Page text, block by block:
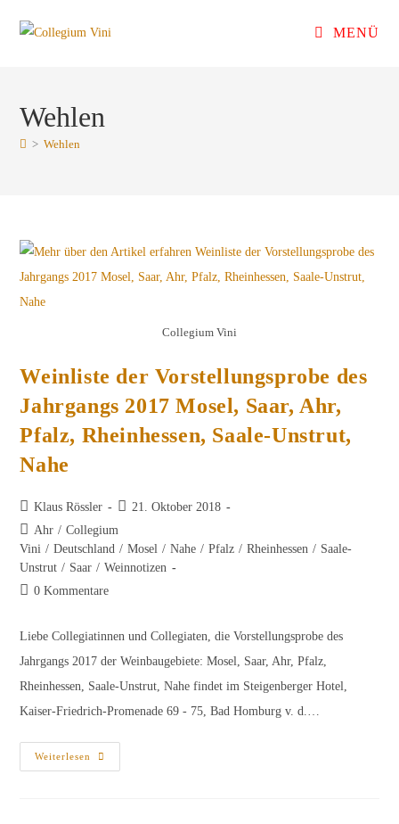
Inhalt
MENÜ
Wehlen
> Wehlen
Collegium Vini
Weinliste der Vorstellungsprobe des
Jahrgangs 2017 Mosel, Saar, Ahr,
Pfalz, Rheinhessen, Saale-Unstrut,
Nahe
Beitrags-
Autor:
Klaus Rössler
Beitrag
21. Oktober 2018
Beitrags-
Kategorie:
Ahr / Collegium
Vini / Deutschland / Mosel / Nahe / Pfalz / Rheinhessen / Saale-
Unstrut / Saar / Weinnotizen
Beitrags-
0 Kommentare
Liebe Collegiatinnen und Collegiaten, die Vorstellungsprobe des
Jahrgangs 2017 der Weinbaugebiete: Mosel, Saar, Ahr, Pfalz,
Rheinhessen, Saale-Unstrut, Nahe findet im Steigenberger Hotel,
Kaiser-Friedrich-Promenade 69 - 75, Bad Homburg v. d.…
Weiterlesen
Weinliste
Der